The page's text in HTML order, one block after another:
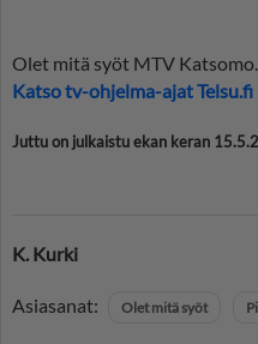
Olet mitä syöt MTV Katsomo.
Katso tv-ohjelma-ajat Telsu.fi
Juttu on julkaistu ekan keran
K. Kurki
Asiasanat: Olet mitä syöt